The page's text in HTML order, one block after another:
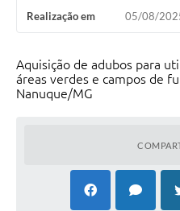
Realização em 05/08/
Aquisição de adubos para
áreas verdes e campos de
Nanuque/MG